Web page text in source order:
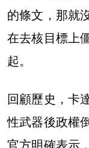
的條文，那就
在去核目標上
起。
回顧歷史，卡
性武器後政權
官方明確表示